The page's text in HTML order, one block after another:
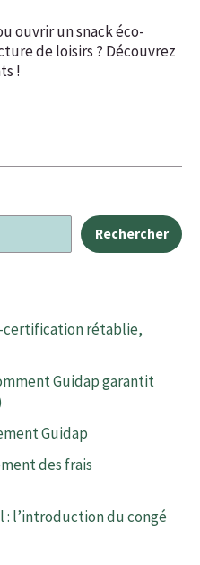
ouvrir un snack éco-
de loisirs ? Découvrez
!
Rechercher
certification rétablie,
Guidap garantit
Guidap
des frais
l’introduction du congé